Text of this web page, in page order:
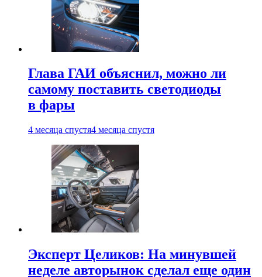
Глава ГАИ объяснил, можно ли
самому поставить светодиоды
в фары
4 месяца спустя4 месяца спустя
Эксперт Целиков: На минувшей
неделе авторынок сделал еще один